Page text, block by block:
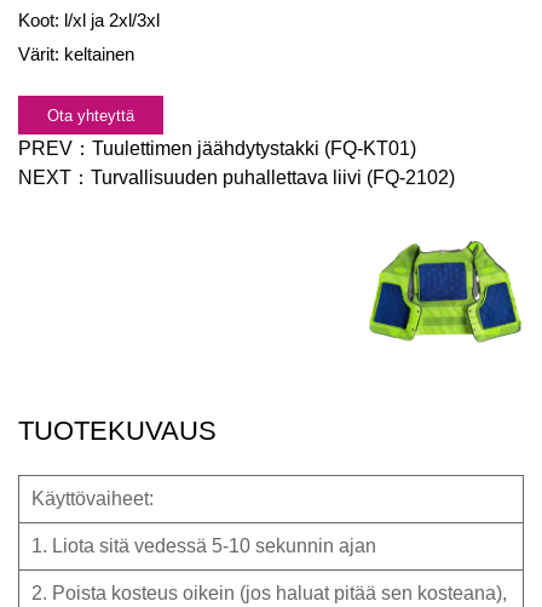
Koot: l/xl ja 2xl/3xl
Värit: keltainen
Ota yhteyttä
PREV： Tuulettimen jäähdytystakki (FQ-KT01)
NEXT： Turvallisuuden puhallettava liivi (FQ-2102)
TUOTEKUVAUS
Käyttövaiheet:
1. Liota sitä vedessä 5-10 sekunnin ajan
2. Poista kosteus oikein (jos haluat pitää sen kosteana),